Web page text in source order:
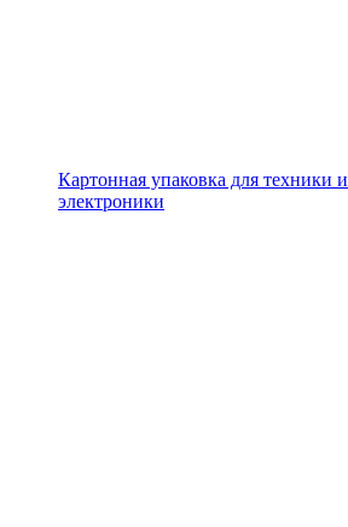
Картонная упаковка для техники и
электроники